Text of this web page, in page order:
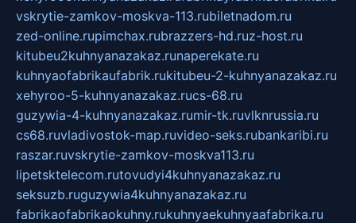
vskrytie-zamkov-moskva-113.rubiletnadom.ru
zed-online.rupimchax.rubrazzers-hd.ruz-host.ru
kitubeu2kuhnyanazakaz.runaperekate.ru
kuhnyaofabrikaufabrik.rukitubeu-2-kuhnyanazakaz.ru
xehyroo-5-kuhnyanazakaz.rucs-68.ru
guzywia-4-kuhnyanazakaz.rumir-tk.ruvlknrussia.ru
cs68.ruvladivostok-map.ruvideo-seks.rubankaribi.ru
raszar.ruvskrytie-zamkov-moskva113.ru
lipetsktelecom.rutovudyi4kuhnyanazakaz.ru
seksuzb.ruguzywia4kuhnyanazakaz.ru
fabrikaofabrikaokuhny.rukuhnyaekuhnyaafabrika.ru